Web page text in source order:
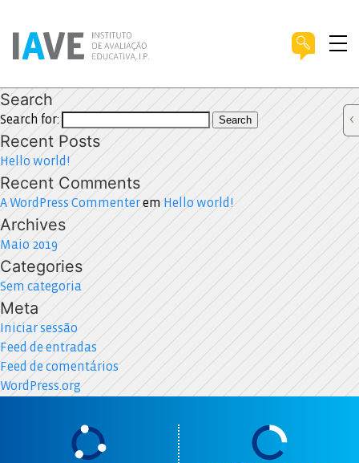
Search
Search for: Search
Recent Posts
Hello world!
Recent Comments
A WordPress Commenterem Hello world!
Archives
Maio 2019
Categories
Sem categoria
Meta
Iniciar sessão
Feed de entradas
Feed de comentários
WordPress.org